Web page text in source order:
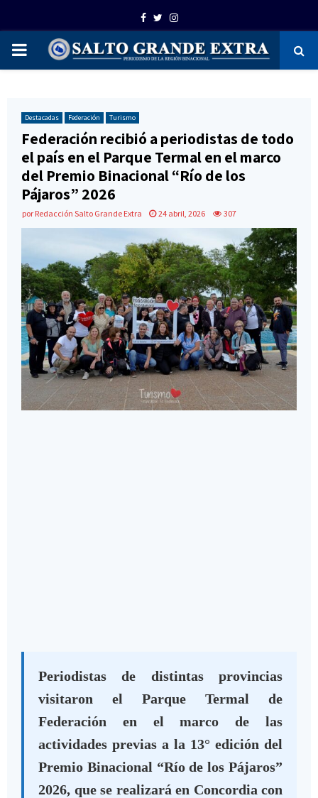
Facebook
TwitterInstagram
PRIMARY
Destacadas Federación Turismo
Federación recibió a periodistas de todo
el país en el Parque Termal en el marco
del Premio Binacional “Río de los
Pájaros” 2026
por Redacción Salto Grande Extra 24 abril, 2026 307
Periodistas de distintas provincias
visitaron el Parque Termal de
Federación en el marco de las
actividades previas a la 13° edición del
Premio Binacional “Río de los Pájaros”
2026, que se realizará en Concordia con